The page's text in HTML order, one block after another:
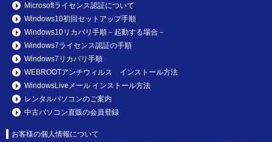
Microsoftライセンス認証について
Windows10初回セットアップ手順
Windows10リカバリ手順－起動する場合－
Windows7ライセンス認証の手順
Windows7リカバリ手順
WEBROOTアンチウィルス インストール方法
WindowsLiveメール インストール方法
レンタルパソコンのご案内
中古パソコン直販の会員登録
お客様の個人情報について